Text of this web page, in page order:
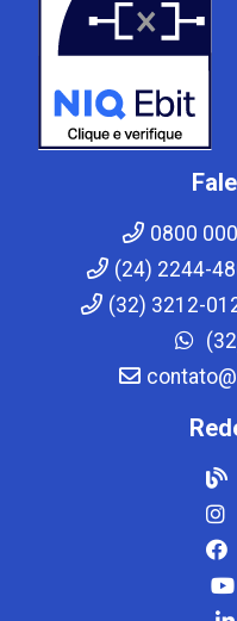
0800
(24) 2244-
(32) 3212-